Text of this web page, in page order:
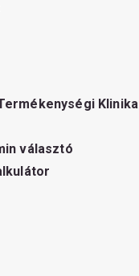
Klinika
választó